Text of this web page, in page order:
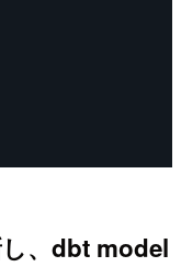
、dbt model